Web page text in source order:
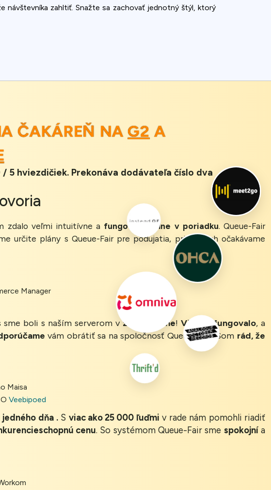
návštevníka zahltiť. Snažte sa zachovať jednotný štýl, ktorý
ČAKÁREŇ NAG2A
5 hviezdičiek. Prekonáva dodávateľa číslo dva
zdalo veľmi intuitívne a fungovalo úplne v poriadku. Queue-Fair
určite plány s Queue-Fair pre podujatia, pri ktorých očakávame
Manager
boli s naším serverom vzelenej zóne!Všetko fungovalo, a
vám obrátiť sa na spoločnosť Queue-Fair! Som rád, že
Maisa
Veebipoed
dňa .S viac ako 25 000 ľuďmi v rade nám pomohli riadiť
cenu. So systémom Queue-Fair sme spokojnía